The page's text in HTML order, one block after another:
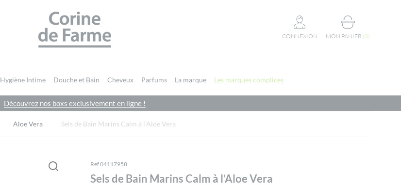
CORINE DE FARME SITE OFFICIEL
CONNEXION MON PANIER (0)
Hygiène Intime Douche et Bain Cheveux Parfums La marque Les marques complices
Découvrez nos boxs exclusivement en ligne !
Aloe Vera Sels de Bain Marins Calm à l’Aloe Vera
Ref 04117958
Sels de Bain Marins Calm à l’Aloe Vera